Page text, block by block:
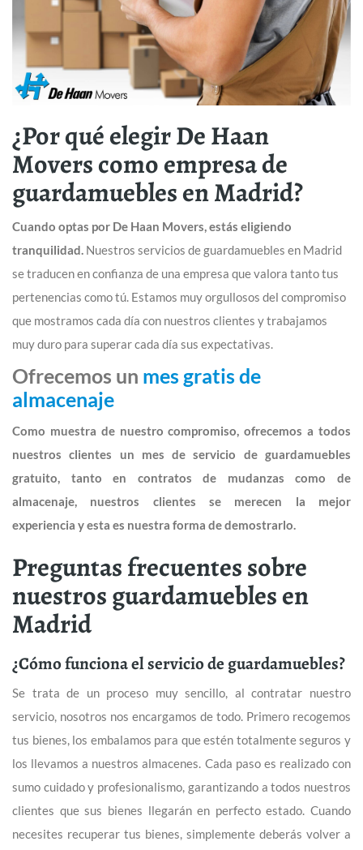
¿Por qué elegir De Haan
Movers como empresa de
guardamuebles en Madrid?
Cuando optas por De Haan Movers, estás eligiendo
tranquilidad. Nuestros servicios de guardamuebles en Madrid
se traducen en confianza de una empresa que valora tanto tus
pertenencias como tú. Estamos muy orgullosos del compromiso
que mostramos cada día con nuestros clientes y trabajamos
muy duro para superar cada día sus expectativas.
Ofrecemos un mes gratis de
almacenaje
Como muestra de nuestro compromiso, ofrecemos a todos
nuestros clientes un mes de servicio de guardamuebles
gratuito, tanto en contratos de mudanzas como de
almacenaje, nuestros clientes se merecen la mejor
experiencia y esta es nuestra forma de demostrarlo.
Preguntas frecuentes sobre
nuestros guardamuebles en
Madrid
¿Cómo funciona el servicio de guardamuebles?
Se trata de un proceso muy sencillo, al contratar nuestro
servicio, nosotros nos encargamos de todo. Primero recogemos
tus bienes, los embalamos para que estén totalmente seguros y
los llevamos a nuestros almacenes. Cada paso es realizado con
sumo cuidado y profesionalismo, garantizando a todos nuestros
clientes que sus bienes llegarán en perfecto estado. Cuando
necesites recuperar tus bienes, simplemente deberás volver a